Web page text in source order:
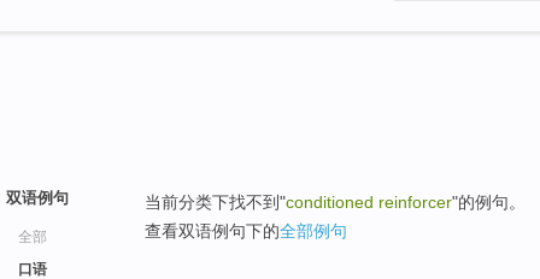
双语例句
全部
口语
当前分类下找不到"conditioned reinforcer"的例句。
查看双语例句下的全部例句